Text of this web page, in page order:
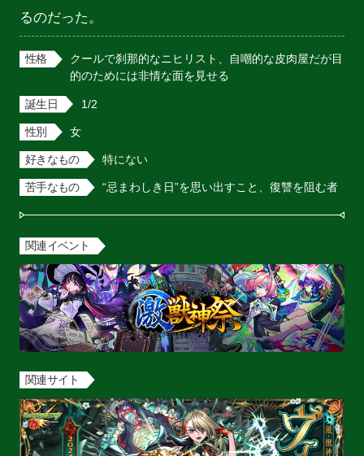
るのだった。
性格
クールで刹那的なニヒリスト、自嘲的な皮肉屋だが目
的のためには非情な面を見せる
誕生日 1/2
性別 女
好きなもの 特にない
苦手なもの “忌まわしき日”を思い出すこと、復讐を阻む者
関連イベント
関連サイト